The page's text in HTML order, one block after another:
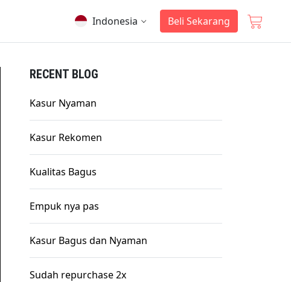
Indonesia Beli Sekarang
RECENT BLOG
Kasur Nyaman
Kasur Rekomen
Kualitas Bagus
Empuk nya pas
Kasur Bagus dan Nyaman
Sudah repurchase 2x